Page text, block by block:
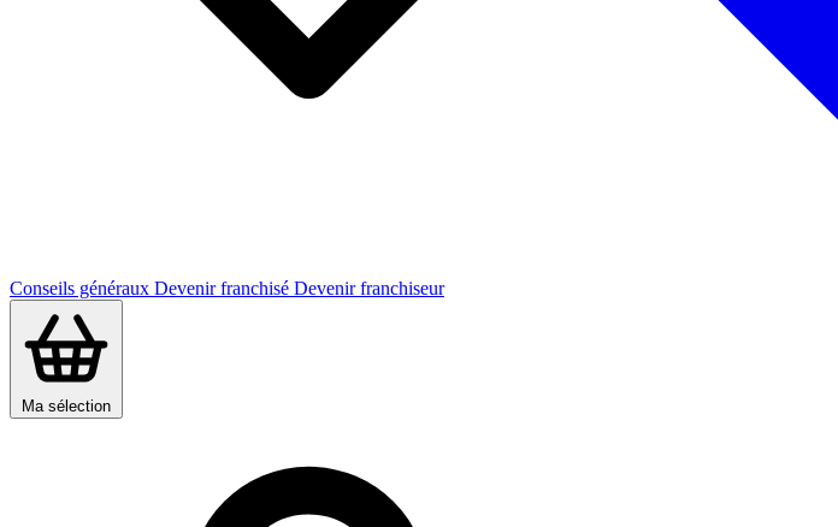
Conseils généraux Devenir franchisé Devenir franchiseur
Ma sélection